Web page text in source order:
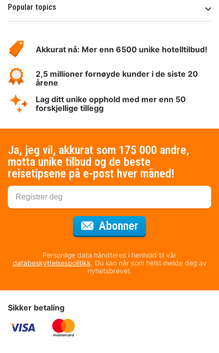
Popular topics
Hotelspecials
Akkurat nå: Mer enn 6500 unike hotelltilbud!
2,5 millioner fornøyde kunder i de siste 20
årene
Lag ditt unike opphold med mer enn 50
forskjellige tillegg
Ja, jeg vil, akkurat som 175 000 andre,
motta unike tilbud og de beste
reisetipsene på e-post hver måned!
Abonner
Personlige data håndteres i henhold til vår
databeskyttelsespolitikk. Du kan når som helst melde deg av
nyhetsbrevet.
Sikker betaling